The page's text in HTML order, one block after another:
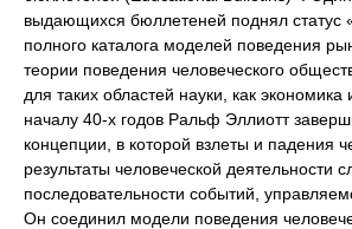
выдающихся бюллетеней поднял статус
полного каталога моделей поведения
теории поведения человеческого
для таких областей науки, как экономика
началу 40-х годов Ральф Эллиотт
концепции, в которой взлеты и падения
результаты человеческой деятельности
последовательности событий,
Он соединил модели поведения